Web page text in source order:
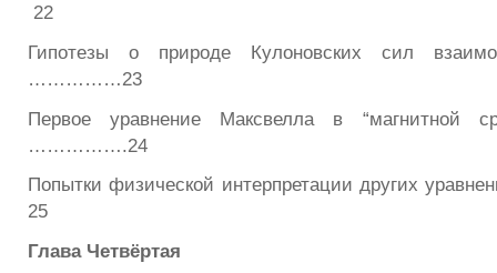
22
Гипотезы о природе Кулоновских сил
……………23
Первое уравнение Максвелла в “магнитной
…………….24
Попытки физической интерпретации других
25
Глава Четвёртая